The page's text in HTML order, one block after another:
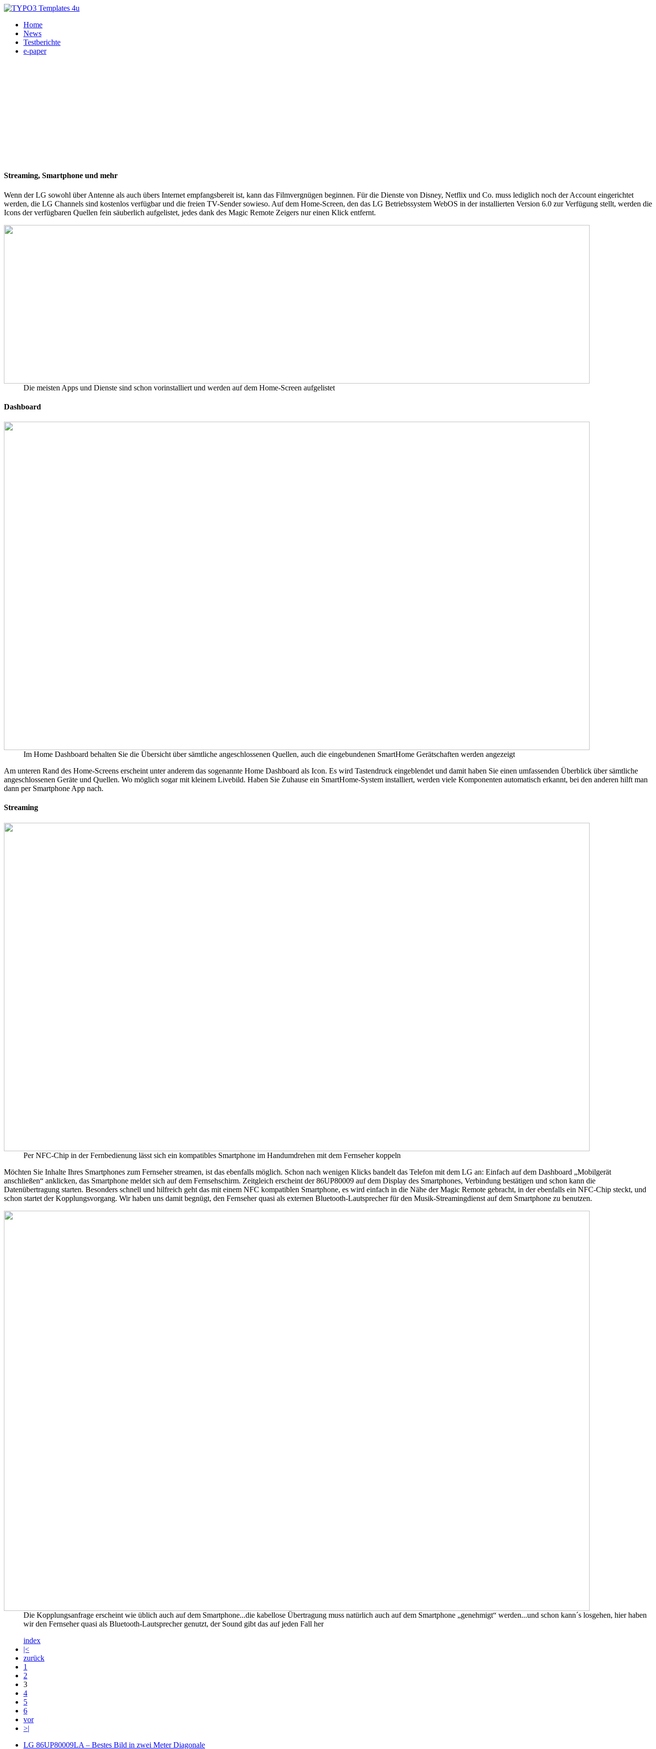
Home
News
Testberichte
e-paper
Streaming, Smartphone und mehr
Wenn der LG sowohl über Antenne als auch übers Internet empfangsbereit ist, kann das Filmvergnügen beginnen. Für die Dienste von Disney, Netflix und Co. muss lediglich noch der Account eingerichtet
werden, die LG Channels sind kostenlos verfügbar und die freien TV-Sender sowieso. Auf dem Home-Screen, den das LG Betriebssystem WebOS in der installierten Version 6.0 zur Verfügung stellt, werden die
Icons der verfügbaren Quellen fein säuberlich aufgelistet, jedes dank des Magic Remote Zeigers nur einen Klick entfernt.
Die meisten Apps und Dienste sind schon vorinstalliert und werden auf dem Home-Screen aufgelistet
Dashboard
Im Home Dashboard behalten Sie die Übersicht über sämtliche angeschlossenen Quellen, auch die eingebundenen SmartHome Gerätschaften werden angezeigt
Am unteren Rand des Home-Screens erscheint unter anderem das sogenannte Home Dashboard als Icon. Es wird Tastendruck eingeblendet und damit haben Sie einen umfassenden Überblick über sämtliche
angeschlossenen Geräte und Quellen. Wo möglich sogar mit kleinem Livebild. Haben Sie Zuhause ein SmartHome-System installiert, werden viele Komponenten automatisch erkannt, bei den anderen hilft man
dann per Smartphone App nach.
Streaming
Per NFC-Chip in der Fernbedienung lässt sich ein kompatibles Smartphone im Handumdrehen mit dem Fernseher koppeln
Möchten Sie Inhalte Ihres Smartphones zum Fernseher streamen, ist das ebenfalls möglich. Schon nach wenigen Klicks bandelt das Telefon mit dem LG an: Einfach auf dem Dashboard „Mobilgerät
anschließen“ anklicken, das Smartphone meldet sich auf dem Fernsehschirm. Zeitgleich erscheint der 86UP80009 auf dem Display des Smartphones, Verbindung bestätigen und schon kann die
Datenübertragung starten. Besonders schnell und hilfreich geht das mit einem NFC kompatiblen Smartphone, es wird einfach in die Nähe der Magic Remote gebracht, in der ebenfalls ein NFC-Chip steckt, und
schon startet der Kopplungsvorgang. Wir haben uns damit begnügt, den Fernseher quasi als externen Bluetooth-Lautsprecher für den Musik-Streamingdienst auf dem Smartphone zu benutzen.
Die Kopplungsanfrage erscheint wie üblich auch auf dem Smartphone...die kabellose Übertragung muss natürlich auch auf dem Smartphone „genehmigt“ werden...und schon kann´s losgehen, hier haben
wir den Fernseher quasi als Bluetooth-Lautsprecher genutzt, der Sound gibt das auf jeden Fall her
index
|<
zurück
1
2
3
4
5
6
vor
>|
LG 86UP80009LA – Bestes Bild in zwei Meter Diagonale